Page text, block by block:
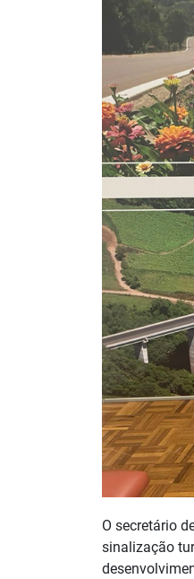
O secretário
sinalização